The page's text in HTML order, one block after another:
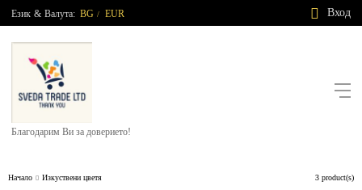
Език & Валута: BG / EUR Вход
Благодарим Ви за доверието!
Начало Изкуствени цветя 3 product(s)